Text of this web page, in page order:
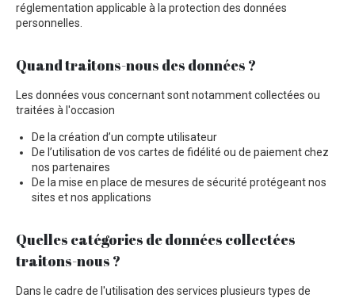
réglementation applicable à la protection des données
personnelles.
Quand traitons-nous des données ?
Les données vous concernant sont notamment collectées ou
traitées à l'occasion
De la création d’un compte utilisateur
De l’utilisation de vos cartes de fidélité ou de paiement chez
nos partenaires
De la mise en place de mesures de sécurité protégeant nos
sites et nos applications
Quelles catégories de données collectées
traitons-nous ?
Dans le cadre de l'utilisation des services plusieurs types de